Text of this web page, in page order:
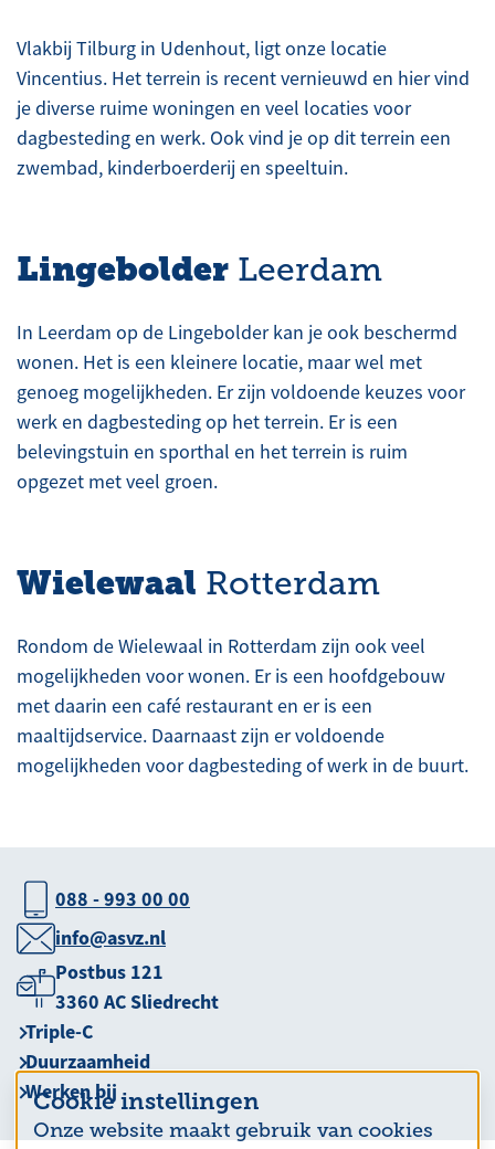
Cookie instellingen
Onze website maakt gebruik van cookies
Vlakbij Tilburg in Udenhout, ligt onze locatie
Vincentius. Het terrein is recent vernieuwd en hier vind
je diverse ruime woningen en veel locaties voor
dagbesteding en werk. Ook vind je op dit terrein een
zwembad, kinderboerderij en speeltuin.
Lingebolder Leerdam
In Leerdam op de Lingebolder kan je ook beschermd
wonen. Het is een kleinere locatie, maar wel met
genoeg mogelijkheden. Er zijn voldoende keuzes voor
werk en dagbesteding op het terrein. Er is een
belevingstuin en sporthal en het terrein is ruim
opgezet met veel groen.
Wielewaal Rotterdam
Rondom de Wielewaal in Rotterdam zijn ook veel
mogelijkheden voor wonen. Er is een hoofdgebouw
met daarin een café restaurant en er is een
maaltijdservice. Daarnaast zijn er voldoende
mogelijkheden voor dagbesteding of werk in de buurt.
088 - 993 00 00
info@asvz.nl
Postbus 121
3360 AC Sliedrecht
Triple-C
Duurzaamheid
Werken bij